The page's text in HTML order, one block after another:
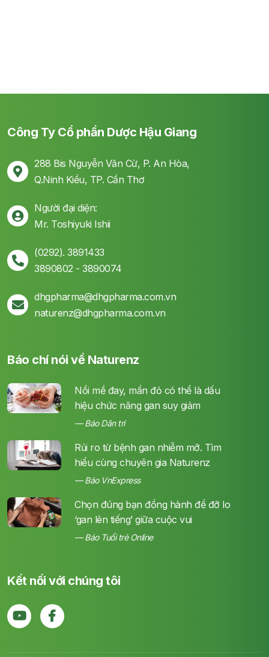
Công Ty Cổ phần Dược Hậu Giang
288 Bis Nguyễn Văn Cừ, P. An Hòa,
Q.Ninh Kiều, TP. Cần Thơ
Người đại diện:
Mr. Toshiyuki Ishii
(0292). 3891433
3890802 - 3890074
dhgpharma@dhgpharma.com.vn
naturenz@dhgpharma.com.vn
Báo chí nói về Naturenz
Nổi mề đay, mẩn đỏ có thể là dấu
hiệu chức năng gan suy giảm
Báo Dân trí
Rủi ro từ bệnh gan nhiễm mỡ. Tìm
hiểu cùng chuyên gia Naturenz
Báo VnExpress
Chọn đúng bạn đồng hành để đỡ lo
‘gan lên tiếng’ giữa cuộc vui
Báo Tuổi trẻ Online
Kết nối với chúng tôi